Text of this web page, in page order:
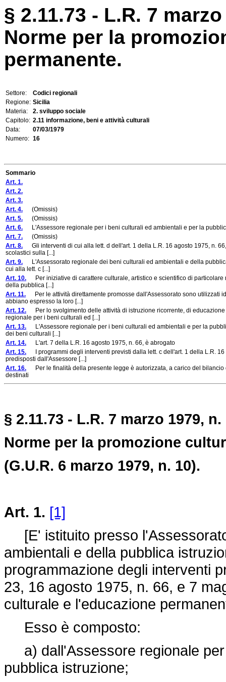
§ 2.11.73 - L.R. 7
Norme per la
permanente.
Settore:
Codici regionali
Regione: Sicilia
Materia:
2. sviluppo sociale
Capitolo: 2.11 informazione, beni e attività culturali
Data:
07/03/1979
Numero: 16
Sommario
Art. 1.
Art. 2.
Art. 3.
Art. 4. (Omissis)
Art. 5. (Omissis)
Art. 6. L'Assessore regionale per i beni culturali ed ambientali e per la
Art. 7. (Omissis)
Art. 8. Gli interventi di cui alla lett. d dell'art. 1 della L.R. 16 agosto 1975, n.
scolastici sulla [...]
Art. 9. L'Assessorato regionale dei beni culturali ed ambientali e della
cui alla lett. c [...]
Art. 10. Per iniziative di carattere culturale, artistico e scientifico di
della pubblica [...]
Art. 11. Per le attività direttamente promosse dall'Assessorato sono utilizzati
abbiano espresso la loro [...]
Art. 12. Per lo svolgimento delle attività di istruzione ricorrente, di
regionale per i beni culturali ed [...]
Art. 13. L'Assessore regionale per i beni culturali ed ambientali e per la
dei beni culturali [...]
Art. 14. L'art. 7 della L.R. 16 agosto 1975, n. 66, è abrogato
Art. 15. I programmi degli interventi previsti dalla lett. c dell'art. 1 della L.R.
predisposti dall'Assessore [...]
Art. 16. Per le finalità della presente legge è autorizzata, a carico del
destinati
§ 2.11.73 - L.R. 7 marzo 1979, n.
Norme per la promozione
(G.U.R. 6 marzo 1979, n. 10).
Art. 1. [1]
[E' istituito presso
ambientali e della pubblica
programmazione degli interventi
23, 16 agosto 1975, n. 66, e 7
culturale e l'educazione
Esso è composto:
a) dall'Assessore regionale per
pubblica istruzione;